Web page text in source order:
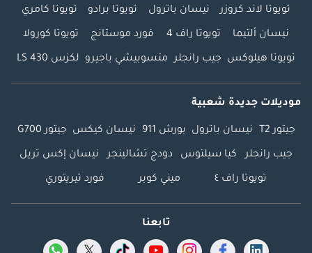
تويوتا لاند كروزر نيسان باترول تويوتا برادو تويوتا كامري
نيسان ألتيما تويوتا راف 4 فورد موستانج تويوتا كورولا
تويوتا هيلوكس جيب رانجلر متسوبيشي باجيرو لكزس LS 430
موديلات جديدة شعبية
جيتور T2 نيسان باترول بورش 911 نيسان كيكس جيتور G700
جيب رانجلر كيا سيلتوس دودج تشالينجر نيسان إكس تريل
تويوتا راف ٤ ميني كوبر فورد تيريتوري
تابعنا